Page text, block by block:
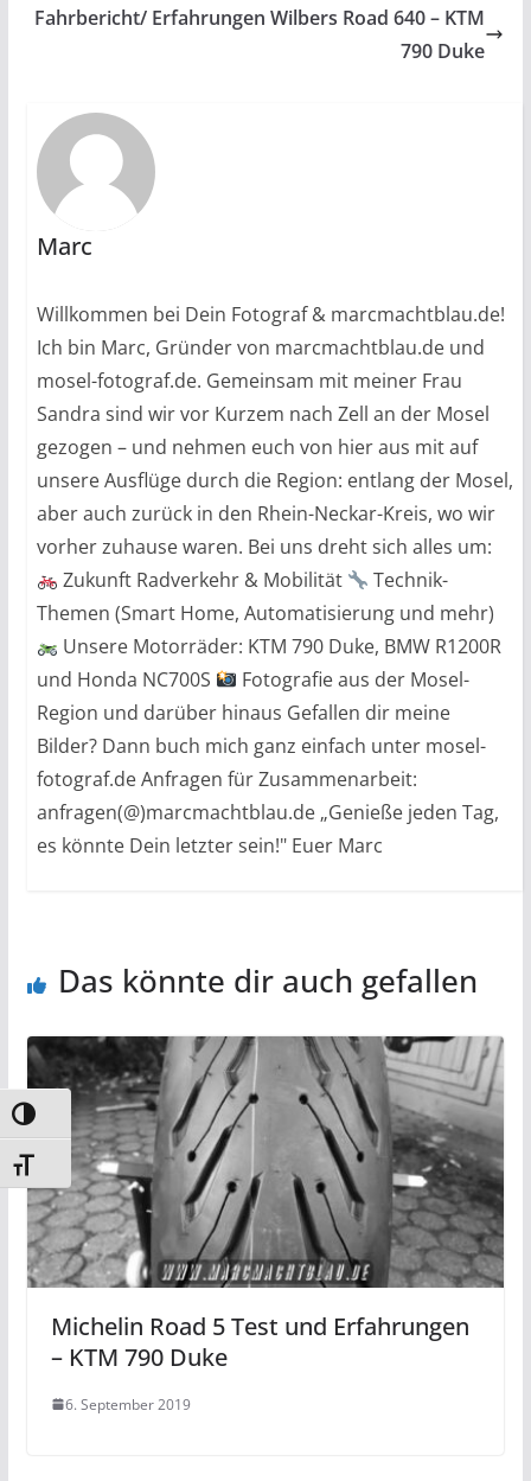
Umschalten auf hohe Kontraste
Schrift vergrößern
Fahrbericht/ Erfahrungen Wilbers Road 640 – KTM
790 Duke
Marc
Willkommen bei Dein Fotograf & marcmachtblau.de!
Ich bin Marc, Gründer von marcmachtblau.de und
mosel-fotograf.de. Gemeinsam mit meiner Frau
Sandra sind wir vor Kurzem nach Zell an der Mosel
gezogen – und nehmen euch von hier aus mit auf
unsere Ausflüge durch die Region: entlang der Mosel,
aber auch zurück in den Rhein-Neckar-Kreis, wo wir
vorher zuhause waren. Bei uns dreht sich alles um:
Zukunft Radverkehr & Mobilität
Technik-
Themen (Smart Home, Automatisierung und mehr)
Unsere Motorräder: KTM 790 Duke, BMW R1200R
und Honda NC700S
Fotografie aus der Mosel-
Region und darüber hinaus Gefallen dir meine
Bilder? Dann buch mich ganz einfach unter mosel-
fotograf.de Anfragen für Zusammenarbeit:
anfragen(@)marcmachtblau.de „Genieße jeden Tag,
es könnte Dein letzter sein!" Euer Marc
Das könnte dir auch gefallen
Michelin Road 5 Test und Erfahrungen
– KTM 790 Duke
6. September 2019